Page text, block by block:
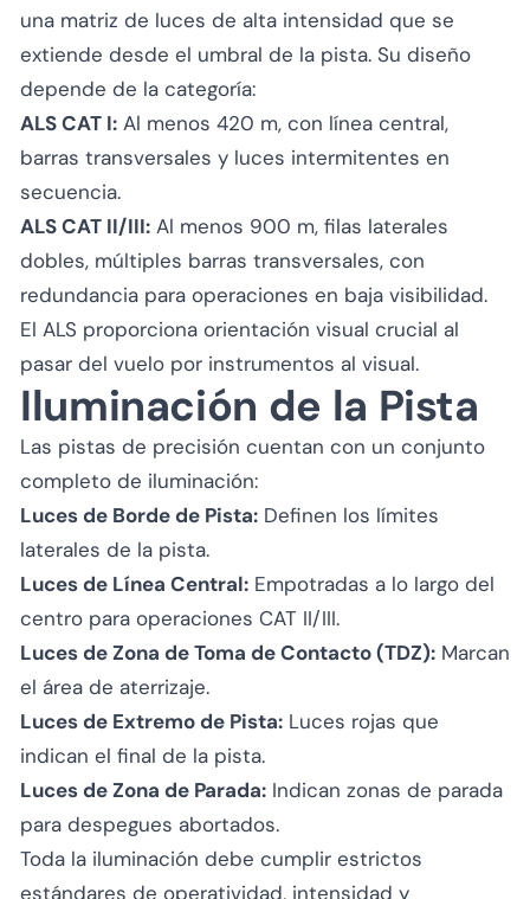
una matriz de luces de alta intensidad que se
extiende desde el umbral de la pista. Su diseño
depende de la categoría:
ALS CAT I: Al menos 420 m, con línea central,
barras transversales y luces intermitentes en
secuencia.
ALS CAT II/III: Al menos 900 m, filas laterales
dobles, múltiples barras transversales, con
redundancia para operaciones en baja visibilidad.
El ALS proporciona orientación visual crucial al
pasar del vuelo por instrumentos al visual.
Iluminación de la Pista
Las pistas de precisión cuentan con un conjunto
completo de iluminación:
Luces de Borde de Pista: Definen los límites
laterales de la pista.
Luces de Línea Central: Empotradas a lo largo del
centro para operaciones CAT II/III.
Luces de Zona de Toma de Contacto (TDZ): Marcan
el área de aterrizaje.
Luces de Extremo de Pista: Luces rojas que
indican el final de la pista.
Luces de Zona de Parada: Indican zonas de parada
para despegues abortados.
Toda la iluminación debe cumplir estrictos
estándares de operatividad, intensidad y